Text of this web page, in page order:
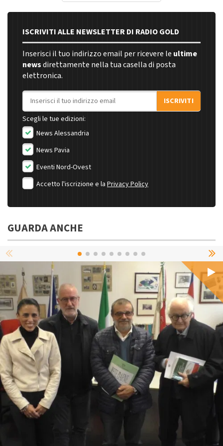
ISCRIVITI ALLE NEWSLETTER DI RADIO GOLD
Inserisci il tuo indirizzo email per ricevere le ultime
newsdirettamente nella tua casella di posta
elettronica.
Indirizzo email
ISCRIVITI
Scegli le tue edizioni:
News Alessandria
News Pavia
Eventi Nord-Ovest
Accetto l'iscrizione e la Privacy Policy
GUARDA ANCHE